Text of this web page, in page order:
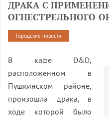
ДРАКА С
ОГНЕСТРЕЛЬНОГО
Городские новости
В кафе D&D,
расположенном в
Пушкинском районе,
произошла драка, в
ходе которой было